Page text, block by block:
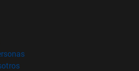
nueva ventana)
(abre en nueva ventana)
(abre en nueva ventana)